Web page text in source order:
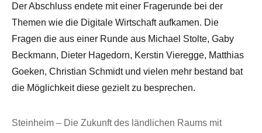
Der Abschluss endete mit einer Fragerunde bei der
Themen wie die Digitale Wirtschaft aufkamen. Die
Fragen die aus einer Runde aus Michael Stolte, Gaby
Beckmann, Dieter Hagedorn, Kerstin Vieregge, Matthias
Goeken, Christian Schmidt und vielen mehr bestand bat
die Möglichkeit diese gezielt zu besprechen.
Steinheim – Die Zukunft des ländlichen Raums mit